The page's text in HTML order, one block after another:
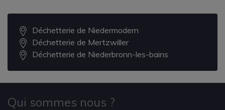
Déchetterie de Niedermodern
Déchetterie de Mertzwiller
Déchetterie de Niederbronn-les-bains
Qui sommes nous ?